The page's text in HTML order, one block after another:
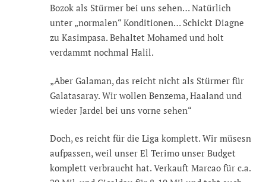
Bozok als Stürmer bei uns sehen… Natürlich
unter „normalen“ Konditionen… Schickt Diagne
zu Kasimpasa. Behaltet Mohamed und holt
verdammt nochmal Halil.
„Aber Galaman, das reicht nicht als Stürmer für
Galatasaray. Wir wollen Benzema, Haaland und
wieder Jardel bei uns vorne sehen“
Doch, es reicht für die Liga komplett. Wir müsesn
aufpassen, weil unser El Terimo unser Budget
komplett verbraucht hat. Verkauft Marcao für c.a.